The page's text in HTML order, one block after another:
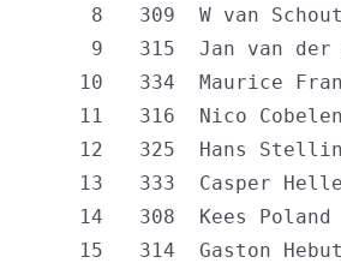
8   309  W van
9   315  Jan van
10   334  Maurice
11   316  Nico
12   325  Hans
13   333  Casper
14   308  Kees
15   314  Gaston